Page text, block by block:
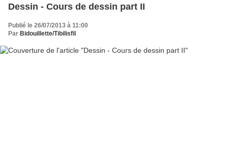
Dessin - Cours de dessin part II
Publié le 26/07/2013 à 11:00
Par Bidouillette/Tibilisfil